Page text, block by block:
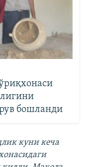
бошланди
куни кеча